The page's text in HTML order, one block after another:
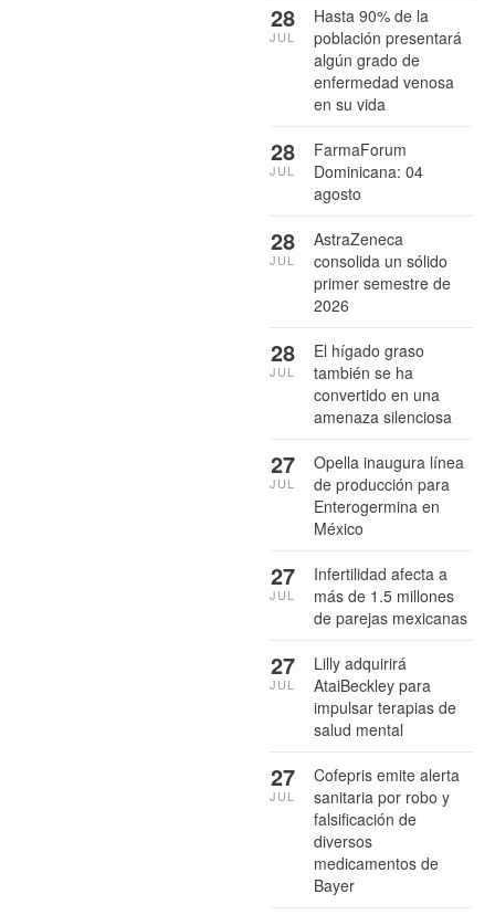
Hasta 90% de la
población presentará
algún grado de
enfermedad venosa
en su vida
28
JUL
FarmaForum
Dominicana: 04
agosto
28
JUL
AstraZeneca
consolida un sólido
primer semestre de
2026
28
JUL
El hígado graso
también se ha
convertido en una
amenaza silenciosa
28
JUL
Opella inaugura línea
de producción para
Enterogermina en
México
27
JUL
Infertilidad afecta a
más de 1.5 millones
de parejas mexicanas
27
JUL
Lilly adquirirá
AtaiBeckley para
impulsar terapias de
salud mental
27
JUL
Cofepris emite alerta
sanitaria por robo y
falsificación de
diversos
medicamentos de
Bayer
27
JUL